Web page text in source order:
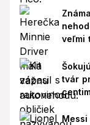
veľmi
tvár